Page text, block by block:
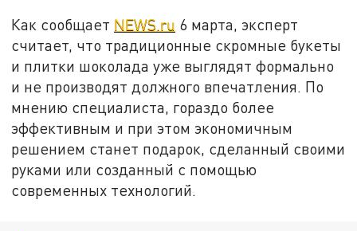
Как сообщает NEWS.ru 6 марта, эксперт
считает, что традиционные скромные букеты
и плитки шоколада уже выглядят формально
и не производят должного впечатления. По
мнению специалиста, гораздо более
эффективным и при этом экономичным
решением станет подарок, сделанный своими
руками или созданный с помощью
современных технологий.